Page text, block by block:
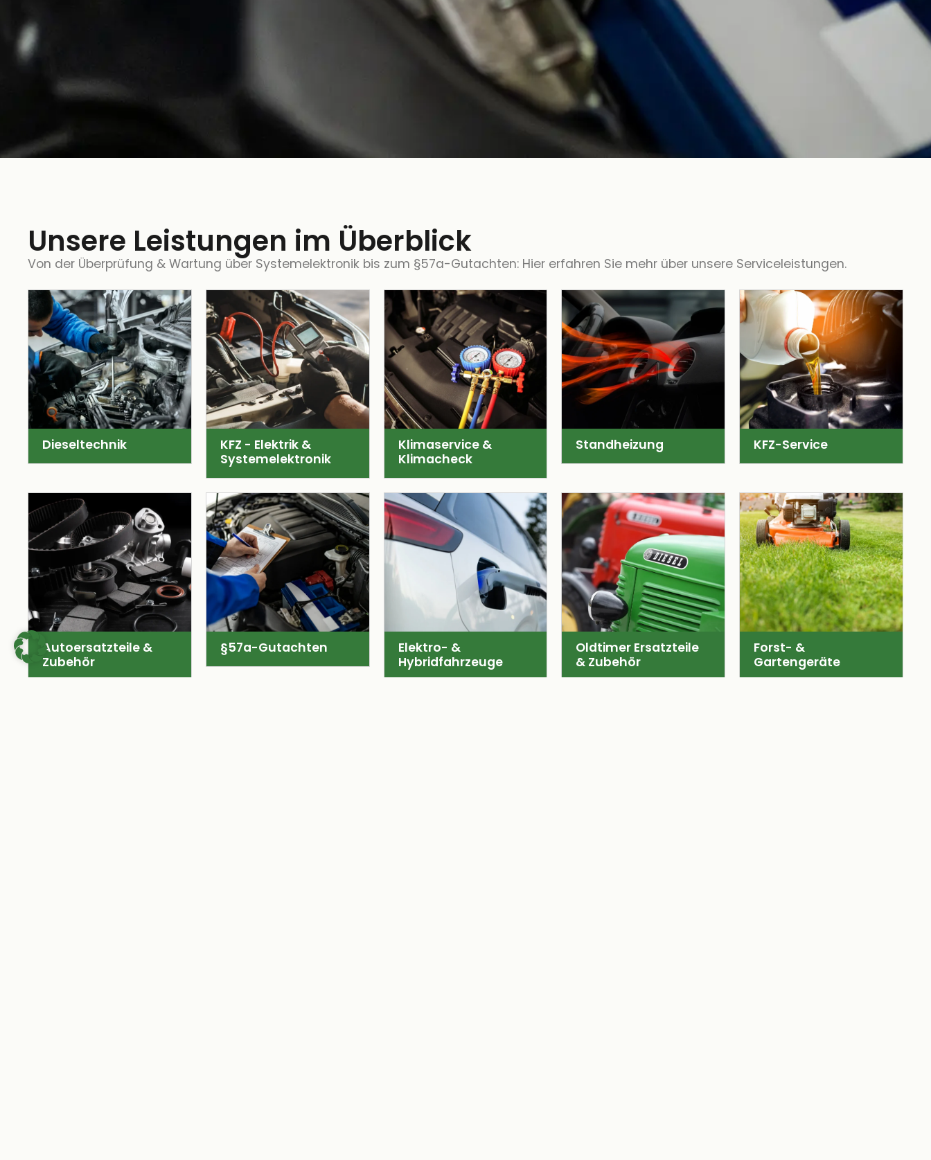
Unsere Leistungen im Überblick
Von der Überprüfung & Wartung über Systemelektronik bis zum §57a-Gutachten: Hier erfahren Sie mehr über unsere Serviceleistungen.
Dieseltechnik
KFZ - Elektrik &
Systemelektronik
Klimaservice &
Klimacheck
Standheizung KFZ-Service
Autoersatzteile &
Zubehör
§57a-Gutachten
Elektro- &
Hybridfahrzeuge
Oldtimer Ersatzteile
& Zubehör
Forst- &
Gartengeräte